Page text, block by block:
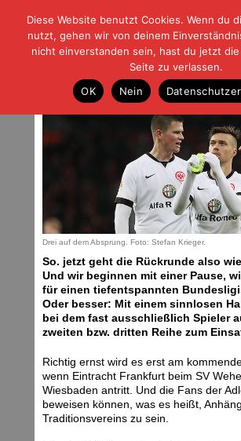
| | |BLOG-GFußball und der Rest
HOME|REGELN|IMPRESSUM |
Mercato light
Samstag, 03.01.15 | 08:33 Uhr
Drei auf dem Absprung. Foto: Stefan Krieger.
So. jetzt geht die Rückrunde also
Und wir beginnen mit einer Pause,
für einen tiefentspannten
Oder besser: Mit einem sinnlosen
bei dem fast ausschließlich Spieler
zweiten bzw. dritten Reihe zum
Richtig ernst wird es erst am
wenn Eintracht Frankfurt beim SV
Wiesbaden antritt. Und die Fans der
beweisen können, was es heißt,
Traditionsvereins zu sein.
Diese Website benutzt Cookies. Wenn du
nutzt, gehen wir von deinem
nicht einverstanden sein, hast du jetzt
Seite zu verlassen.
OK
Nein